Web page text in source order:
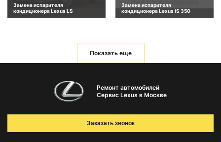
Замена испарителя
кондиционера Lexus LS
Замена испарителя
кондиционера Lexus IS 350
Показать еще
Ремонт автомобилей
Сервис Lexus в Москве
Заказать звонок